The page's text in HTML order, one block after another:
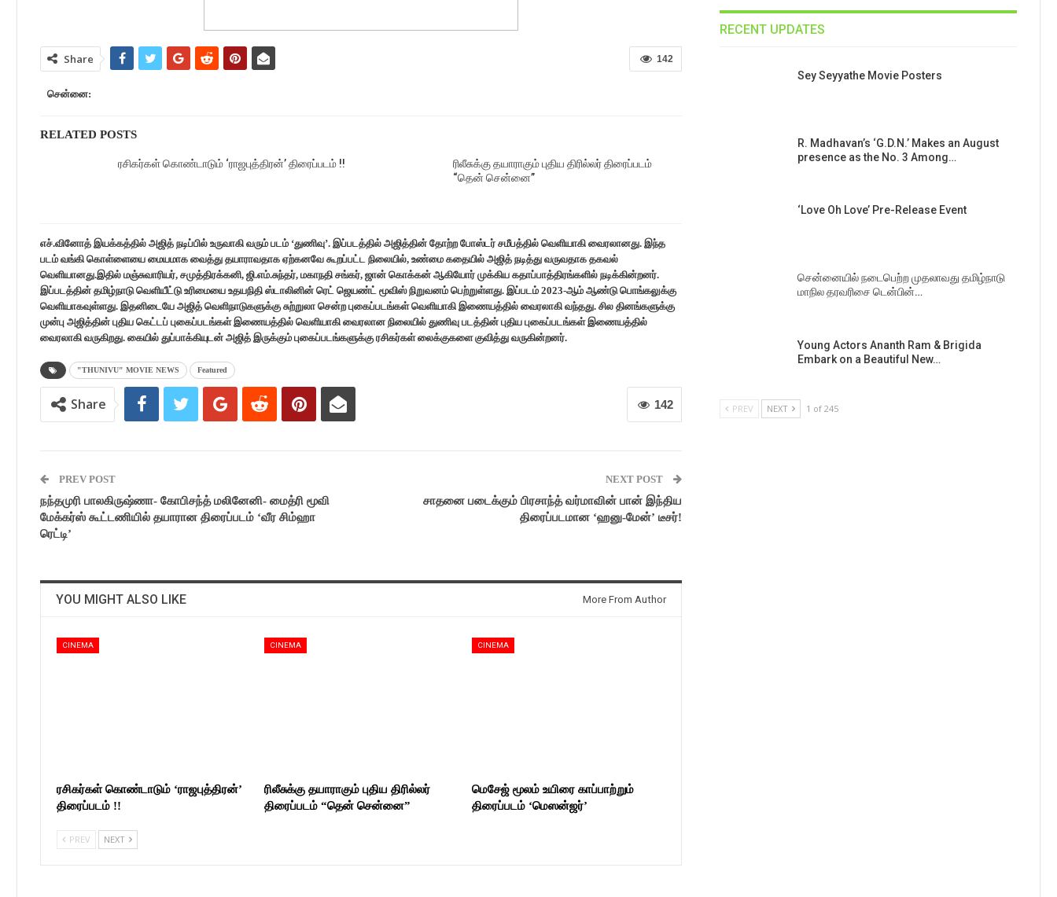
142
Share
சென்னை:
RELATED POSTS
ரசிகர்கள் கொண்டாடும் ‘ராஜபுத்திரன்’ திரைப்படம் !!
ரிலீசுக்கு தயாராகும் புதிய திரில்லர் திரைப்படம்
“தென் சென்னை”
எச்.வினோத் இயக்கத்தில் அஜித் நடிப்பில் உருவாகி வரும் படம் ‘துணிவு’. இப்படத்தில் அஜித்தின் தோற்ற போஸ்டர் சமீபத்தில் வெளியாகி வைரலானது. இந்த
படம் வங்கி கொள்ளையை மையமாக வைத்து தயாராவதாக ஏற்கனவே கூறப்பட்ட நிலையில், உண்மை கதையில் அஜித் நடித்து வருவதாக தகவல்
வெளியானது.இதில் மஞ்சுவாரியர், சமுத்திரக்கனி, ஜி.எம்.சுந்தர், மகாநதி சங்கர், ஜான் கொக்கன் ஆகியோர் முக்கிய கதாப்பாத்திரங்களில் நடிக்கின்றனர்.
இப்படத்தின் தமிழ்நாடு வெளியீட்டு உரிமையை உதயநிதி ஸ்டாலினின் ரெட் ஜெயண்ட் மூவிஸ் நிறுவனம் பெற்றுள்ளது. இப்படம் 2023-ஆம் ஆண்டு பொங்கலுக்கு
வெளியாகவுள்ளது. இதனிடையே அஜித் வெளிநாடுகளுக்கு சுற்றுலா சென்ற புகைப்படங்கள் வெளியாகி இணையத்தில் வைரலாகி வந்தது. சில தினங்களுக்கு
முன்பு அஜித்தின் புதிய கெட்டப் புகைப்படங்கள் இணையத்தில் வெளியாகி வைரலான நிலையில் துணிவு படத்தின் புதிய புகைப்படங்கள் இணையத்தில்
வைரலாகி வருகிறது. கையில் துப்பாக்கியுடன் அஜித் இருக்கும் புகைப்படங்களுக்கு ரசிகர்கள் லைக்குகளை குவித்து வருகின்றனர்.
"THUNIVU" MOVIE NEWS Featured
142
Share
PREV POST
நந்தமுரி பாலகிருஷ்ணா- கோபிசந்த் மலினேனி- மைத்ரி மூவி
மேக்கர்ஸ் கூட்டணியில் தயாரான திரைப்படம் ‘வீர சிம்ஹா
ரெட்டி’
NEXT POST
சாதனை படைக்கும் பிரசாந்த் வர்மாவின் பான் இந்திய
திரைப்படமான ‘ஹனு-மேன்’ டீசர்!
YOU MIGHT ALSO LIKE More From Author
CINEMA
ரசிகர்கள் கொண்டாடும் ‘ராஜபுத்திரன்’
திரைப்படம் !!
CINEMA
ரிலீசுக்கு தயாராகும் புதிய திரில்லர்
திரைப்படம் “தென் சென்னை”
CINEMA
மெசேஜ் மூலம் உயிரை காப்பாற்றும்
திரைப்படம் ‘மெஸன்ஜர்’
PREV NEXT
RECENT UPDATES
Sey Seyyathe Movie Posters
R. Madhavan’s ‘G.D.N.’ Makes an August
presence as the No. 3 Among…
‘Love Oh Love’ Pre-Release Event
சென்னையில் நடைபெற்ற முதலாவது தமிழ்நாடு
மாநில தரவரிசை டென்பின்…
Young Actors Ananth Ram & Brigida
Embark on a Beautiful New…
PREV NEXT 1 of 245